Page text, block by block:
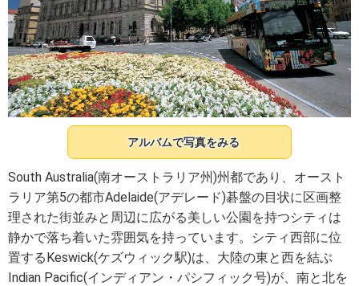
アルバムで写真をみる
South Australia(南オーストラリア州)州都であり、オースト
ラリア第5の都市Adelaide(アデレード)碁盤の目状に区画整
理された街並みと周辺に広がる美しい公園を持つシティは
静かで落ち着いた雰囲気を持っています。シティ西部に位
置するKeswick(ケズウィック駅)は、大陸の東と西を結ぶ
Indian Pacific(インディアン・パシフィック号)が、南と北を